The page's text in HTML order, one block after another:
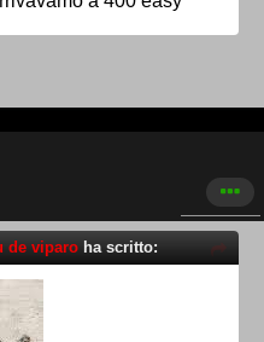
de viparo ha scritto: